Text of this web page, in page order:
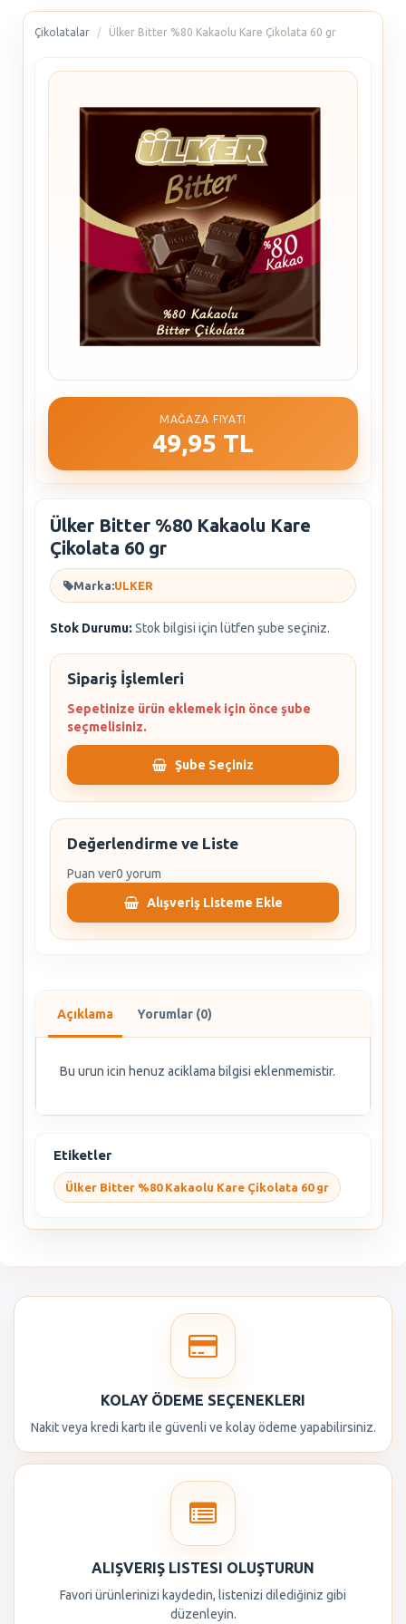
Çikolatalar Ülker Bitter %80 Kakaolu Kare Çikolata 60 gr
MAĞAZA FIYATI
49,95 TL
Ülker Bitter %80 Kakaolu Kare
Çikolata 60 gr
Marka:ULKER
Stok Durumu: Stok bilgisi için lütfen şube seçiniz.
Sipariş İşlemleri
Sepetinize ürün eklemek için önce şube
seçmelisiniz.
Şube Seçiniz
Değerlendirme ve Liste
Puan ver0 yorum
Alışveriş Listeme Ekle
Açıklama Yorumlar (0)
Bu urun icin henuz aciklama bilgisi eklenmemistir.
Etiketler
Ülker Bitter %80 Kakaolu Kare Çikolata 60 gr
KOLAY ÖDEME SEÇENEKLERI
Nakit veya kredi kartı ile güvenli ve kolay ödeme yapabilirsiniz.
ALIŞVERIŞ LISTESI OLUŞTURUN
Favori ürünlerinizi kaydedin, listenizi dilediğiniz gibi
düzenleyin.